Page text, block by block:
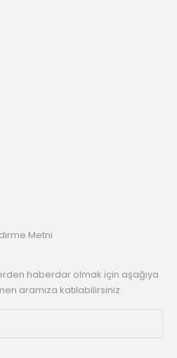
Metni
haberdar olmak için aşağıya
aramıza katılabilirsiniz.